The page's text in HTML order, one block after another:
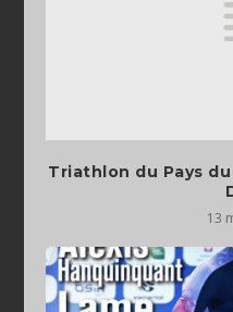
Triathlon du Pays
13